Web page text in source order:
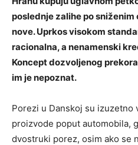
poslednje zalihe po
nove. Uprkos visokom
racionalna, a nenamenski
Koncept dozvoljenog
im je nepoznat.
Porezi u Danskoj su izuzetno
proizvode poput automobila,
dvostruki porez, osim ako se